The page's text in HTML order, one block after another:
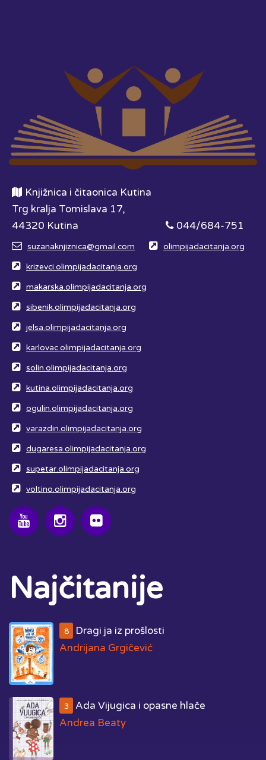
Knjižnica i čitaonica Kutina
Trg kralja Tomislava 17,
44320 Kutina
044/684-751
suzanaknjiznica@gmail.com olimpijadacitanja.org
krizevci.olimpijadacitanja.org
makarska.olimpijadacitanja.org
sibenik.olimpijadacitanja.org
jelsa.olimpijadacitanja.org
karlovac.olimpijadacitanja.org
solin.olimpijadacitanja.org
kutina.olimpijadacitanja.org
ogulin.olimpijadacitanja.org
varazdin.olimpijadacitanja.org
dugaresa.olimpijadacitanja.org
supetar.olimpijadacitanja.org
voltino.olimpijadacitanja.org
Najčitanije
8
Dragi ja iz prošlosti
Andrijana Grgičević
3
Ada Vijugica i opasne hlače
Andrea Beaty